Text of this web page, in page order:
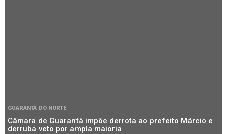
GUARANTÃ DO NORTE
Câmara de Guarantã impõe derrota ao prefeito Márcio e
derruba veto por ampla maioria